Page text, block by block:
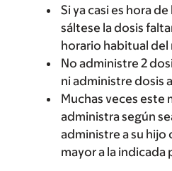
Si ya casi es hora
sáltese la dosis
horario habitual del
No administre 2
ni administre dosis
Muchas veces este
administra según
administre a su hijo
mayor a la indicada